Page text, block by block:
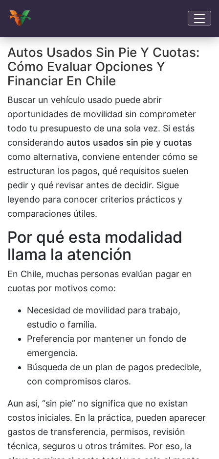
Autos Usados Sin Pie Y Cuotas:
Cómo Evaluar Opciones Y
Financiar En Chile
Buscar un vehículo usado puede abrir
oportunidades de movilidad sin comprometer
todo tu presupuesto de una sola vez. Si estás
considerando autos usados sin pie y cuotas
como alternativa, conviene entender cómo se
estructuran los pagos, qué requisitos suelen
pedir y qué revisar antes de decidir. Sigue
leyendo para conocer criterios prácticos y
comparaciones útiles.
Por qué esta modalidad
llama la atención
En Chile, muchas personas evalúan pagar en
cuotas por motivos como:
Necesidad de movilidad para trabajo,
estudio o familia.
Preferencia por mantener un fondo de
emergencia.
Búsqueda de un plan de pagos predecible,
con compromisos claros.
Aun así, “sin pie” no significa que no existan
costos iniciales. En la práctica, pueden aparecer
gastos de transferencia, permisos, revisión
técnica, seguros u otros trámites. Por eso, la